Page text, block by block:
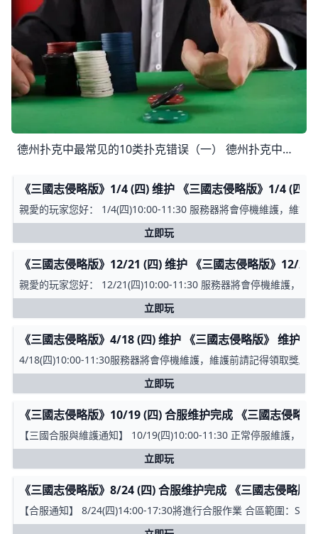
德州扑克中最常见的10类扑克错误（一） 德州扑克中最常见的10类扑克错误（一） 很多时候，扑克玩家会把所有的注意力集中在比赛上，以至于很难去注意到自己在比赛中的错误或失误。比如以下1
《三國志侵略版》1/4 (四) 维护 《三國志侵略版》1/4 (四)
親愛的玩家您好： 1/4(四)10:00-11:30 服務器將會停機維護，維護
立即玩
《三國志侵略版》12/21 (四) 维护 《三國志侵略版》12/21
親愛的玩家您好： 12/21(四)10:00-11:30 服務器將會停機維護，
立即玩
《三國志侵略版》4/18 (四) 维护 《三國志侵略版》 维护
4/18(四)10:00-11:30服務器將會停機維護，維護前請記得領取獎
立即玩
《三國志侵略版》10/19 (四) 合服维护完成 《三國志侵略
【三國合服與維護通知】 10/19(四)10:00-11:30 正常停服維護，
立即玩
《三國志侵略版》8/24 (四) 合服维护完成 《三國志侵略版
【合服通知】 8/24(四)14:00-17:30將進行合服作業 合區範圍：